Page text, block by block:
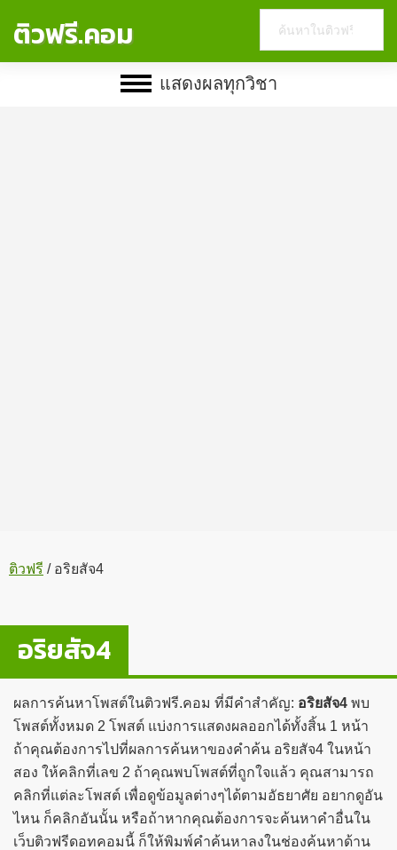
ติวฟรี.คอม
website
แสดงผลทุกวิชา
ติวฟรี /อริยสัจ4
อริยสัจ4
ผลการค้นหาโพสต์ในติวฟรี.คอม ที่มีคำสำคัญ: อริยสัจ4 พบ
โพสต์ทั้งหมด 2 โพสต์ แบ่งการแสดงผลออกได้ทั้งสิ้น 1 หน้า
ถ้าคุณต้องการไปที่ผลการค้นหาของคำค้น อริยสัจ4 ในหน้า
สอง ให้คลิกที่เลข 2 ถ้าคุณพบโพสต์ที่ถูกใจแล้ว คุณสามารถ
คลิกที่แต่ละโพสต์ เพื่อดูข้อมูลต่างๆได้ตามอัธยาศัย อยากดูอัน
ไหน ก็คลิกอันนั้น หรือถ้าหากคุณต้องการจะค้นหาคำอื่นใน
เว็บติวฟรีดอทคอมนี้ ก็ให้พิมพ์คำค้นหาลงในช่องค้นหาด้าน